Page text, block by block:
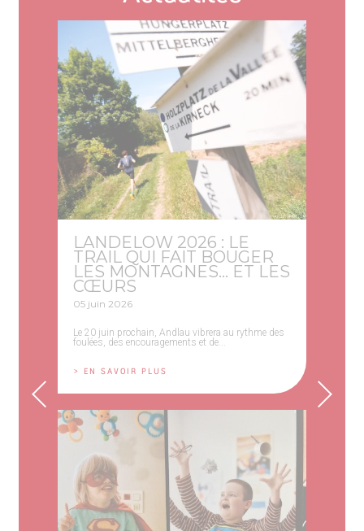
LANDELOW 2026 : LE
TRAIL QUI FAIT BOUGER
LES MONTAGNES… ET LES
CŒURS
05 juin 2026
Le 20 juin prochain, Andlau vibrera au rythme des
foulées, des encouragements et de...
> EN SAVOIR PLUS